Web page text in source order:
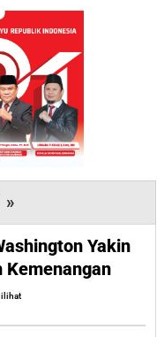
»
IDF
Bunuh
Diri,
Washington
Yakin
Yakin
Kemenangan